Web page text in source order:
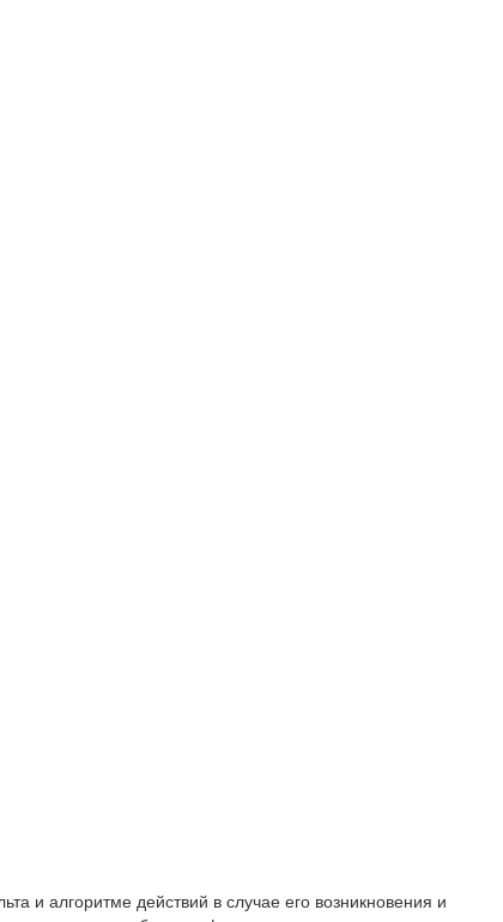
и алгоритме действий в случае его возникновения и